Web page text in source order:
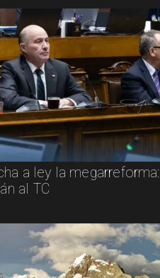
a ley la megarreforma:
al TC